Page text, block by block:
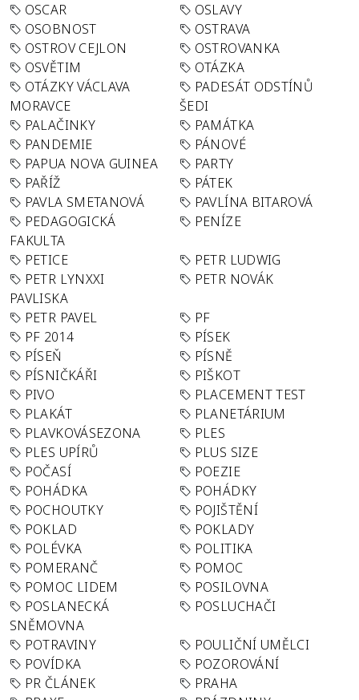
OSCAR
OSLAVY
OSOBNOST
OSTRAVA
OSTROV CEJLON
OSTROVANKA
OSVĚTIM
OTÁZKA
OTÁZKY VÁCLAVA
MORAVCE
PADESÁT ODSTÍNŮ
ŠEDI
PALAČINKY
PAMÁTKA
PANDEMIE
PÁNOVÉ
PAPUA NOVA GUINEA
PARTY
PAŘÍŽ
PÁTEK
PAVLA SMETANOVÁ
PAVLÍNA BITAROVÁ
PEDAGOGICKÁ
FAKULTA
PENÍZE
PETICE
PETR LUDWIG
PETR LYNXXI
PAVLISKA
PETR NOVÁK
PETR PAVEL
PF
PF 2014
PÍSEK
PÍSEŇ
PÍSNĚ
PÍSNIČKÁŘI
PIŠKOT
PIVO
PLACEMENT TEST
PLAKÁT
PLANETÁRIUM
PLAVKOVÁSEZONA
PLES
PLES UPÍRŮ
PLUS SIZE
POČASÍ
POEZIE
POHÁDKA
POHÁDKY
POCHOUTKY
POJIŠTĚNÍ
POKLAD
POKLADY
POLÉVKA
POLITIKA
POMERANČ
POMOC
POMOC LIDEM
POSILOVNA
POSLANECKÁ
SNĚMOVNA
POSLUCHAČI
POTRAVINY
POULIČNÍ UMĚLCI
POVÍDKA
POZOROVÁNÍ
PR ČLÁNEK
PRAHA